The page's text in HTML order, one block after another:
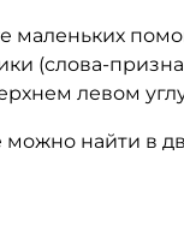
маленьких
(слова-
левом
найти в